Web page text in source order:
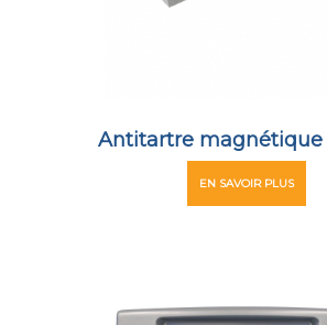
Antitartre magnétique
EN SAVOIR PLUS